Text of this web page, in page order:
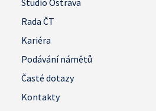
Studio Ostrava
Rada ČT
Kariéra
Podávání námětů
Časté dotazy
Kontakty